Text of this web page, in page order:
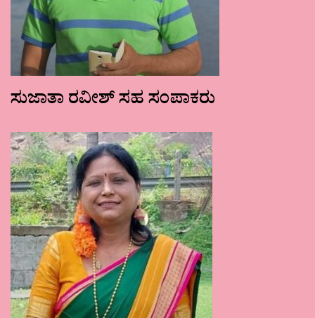
ಸುಜಾತಾ ರವೀಶ್ ಸಹ ಸಂಪಾಕರು